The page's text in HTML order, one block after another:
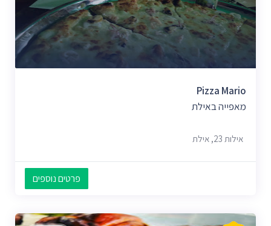
Pizza Mario
מאפייה באילת
אילות 23, אילת
פרטים נוספים